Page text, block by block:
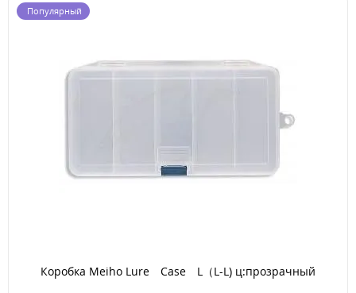
Популярный
Коробка Meiho Lure Case L（L-L) ц:прозрачный